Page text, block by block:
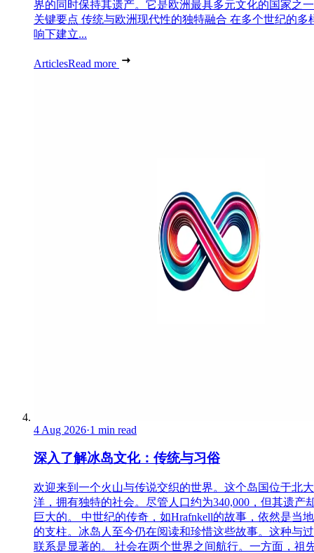
界的同时保持其遗产。它是欧洲最具多元文化的国家之
关键要点 传统与欧洲现代性的独特融合 在多个世纪的多
响下建立...
ArticlesRead more
4 Aug 2026·1 min read
深入了解冰岛文化：传统与习俗
欢迎来到一个火山与传说交织的世界。这个岛国位于北
洋，拥有独特的社会。尽管人口约为340,000，但其遗产
巨大的。 中世纪的传奇，如Hrafnkell的故事，依然是当
的支柱。冰岛人至今仍在阅读和珍惜这些故事。这种与
联系是显著的。 社会在两个世界之间航行。一方面，祖